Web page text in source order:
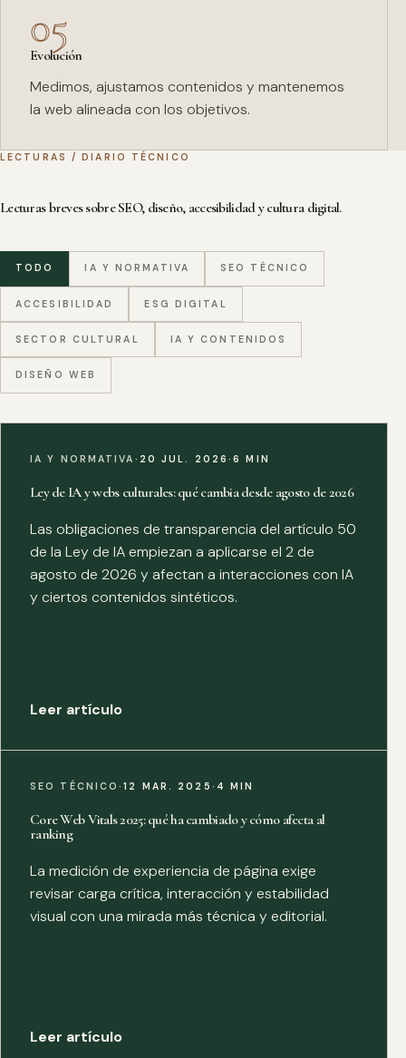
05
Evolución
Medimos, ajustamos contenidos y mantenemos
la web alineada con los objetivos.
LECTURAS / DIARIO TÉCNICO
Lecturas breves sobre SEO, diseño, accesibilidad y cultura digital.
TODO IA Y NORMATIVA SEO TÉCNICO
ACCESIBILIDAD ESG DIGITAL
SECTOR CULTURAL IA Y CONTENIDOS
DISEÑO WEB
IA Y NORMATIVA · 20 JUL. 2026·6 MIN
Ley de IA y webs culturales: qué cambia desde agosto de 2026
Las obligaciones de transparencia del artículo 50
de la Ley de IA empiezan a aplicarse el 2 de
agosto de 2026 y afectan a interacciones con IA
y ciertos contenidos sintéticos.
Leer artículo
SEO TÉCNICO·12 MAR. 2025 · 4 MIN
Core Web Vitals 2025: qué ha cambiado y cómo afecta al
ranking
La medición de experiencia de página exige
revisar carga crítica, interacción y estabilidad
visual con una mirada más técnica y editorial.
Leer artículo